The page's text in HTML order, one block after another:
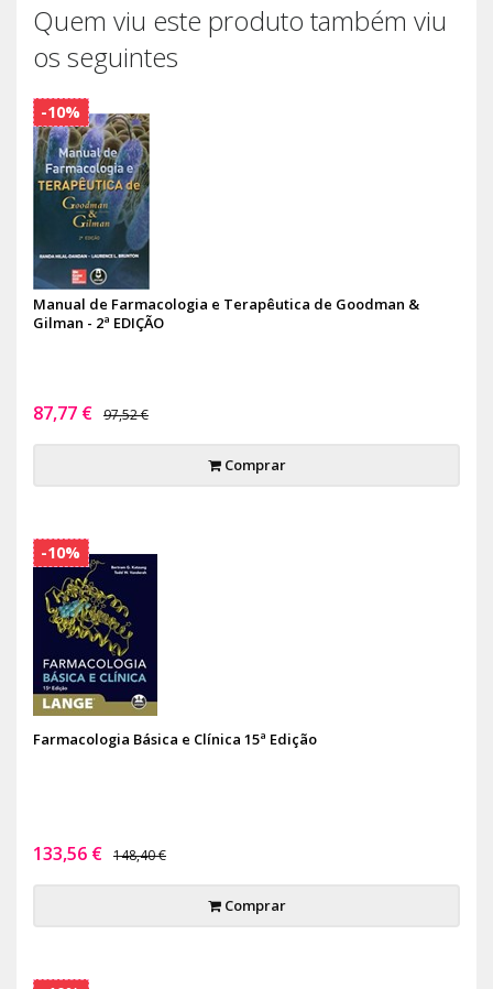
Quem viu este produto também viu
os seguintes
Manual de Farmacologia e Terapêutica de Goodman &
Gilman - 2ª EDIÇÃO
87,77 € 97,52 €
Comprar
-10%
Farmacologia Básica e Clínica 15ª Edição
133,56 € 148,40 €
Comprar
-10%